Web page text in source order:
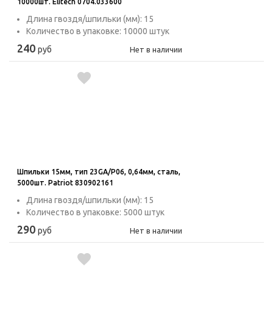
10000шт. Elitech 0704.033600
Длина гвоздя/шпильки (мм): 15
Количество в упаковке: 10000 штук
240 руб Нет в наличии
Шпильки 15мм, тип 23GA/P06, 0,64мм, сталь,
5000шт. Patriot 830902161
Длина гвоздя/шпильки (мм): 15
Количество в упаковке: 5000 штук
290 руб Нет в наличии